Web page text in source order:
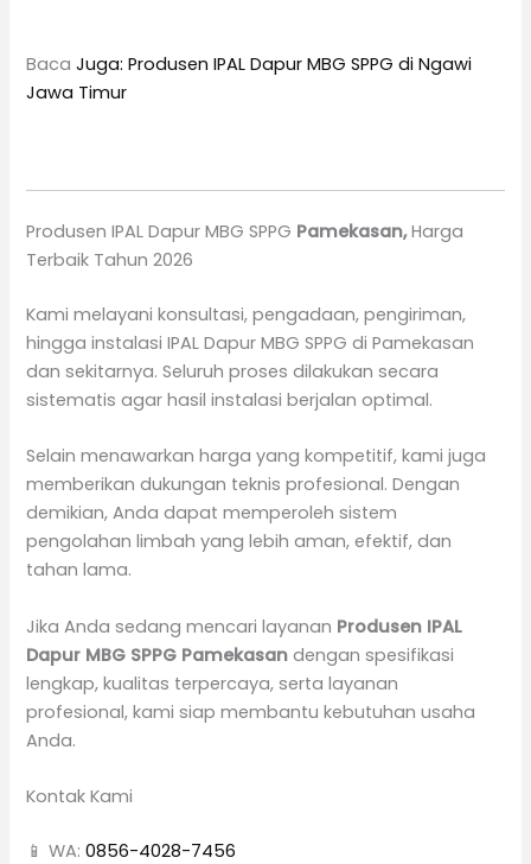
BacaJuga: Produsen IPAL Dapur MBG SPPG di Ngawi
Jawa Timur
Produsen IPAL Dapur MBG SPPG Pamekasan,Harga
Terbaik Tahun 2026
Kami melayani konsultasi, pengadaan, pengiriman,
hingga instalasi IPAL Dapur MBG SPPG di Pamekasan
dan sekitarnya. Seluruh proses dilakukan secara
sistematis agar hasil instalasi berjalan optimal.
Selain menawarkan harga yang kompetitif, kami juga
memberikan dukungan teknis profesional. Dengan
demikian, Anda dapat memperoleh sistem
pengolahan limbah yang lebih aman, efektif, dan
tahan lama.
Jika Anda sedang mencari layanan Produsen IPAL
Dapur MBG SPPG Pamekasandengan spesifikasi
lengkap, kualitas terpercaya, serta layanan
profesional, kami siap membantu kebutuhan usaha
Anda.
Kontak Kami
📱 WA:0856-4028-7456